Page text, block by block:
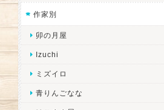
作家別
卯の月屋
Izuchi
ミズイロ
青りんごなな